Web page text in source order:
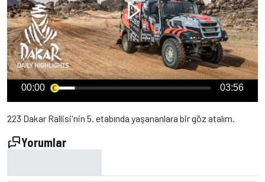
00:00 03:56
223 Dakar Rallisi'nin 5. etabında yaşananlara bir göz atalım.
Yorumlar